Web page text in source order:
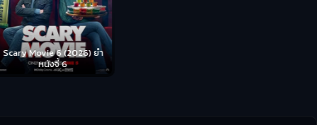
Scary Movie 6 (2026) ยำ
หนังจี้ 6